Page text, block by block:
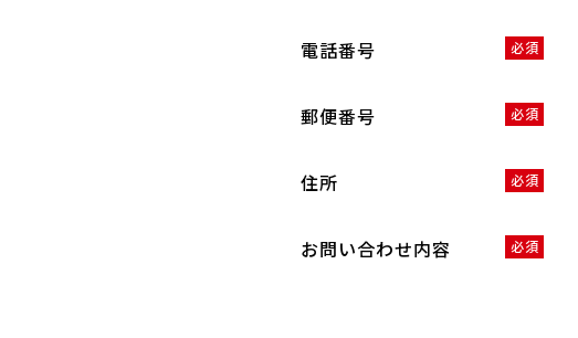
電話番号 必須
郵便番号 必須
住所 必須
お問い合わせ内容 必須